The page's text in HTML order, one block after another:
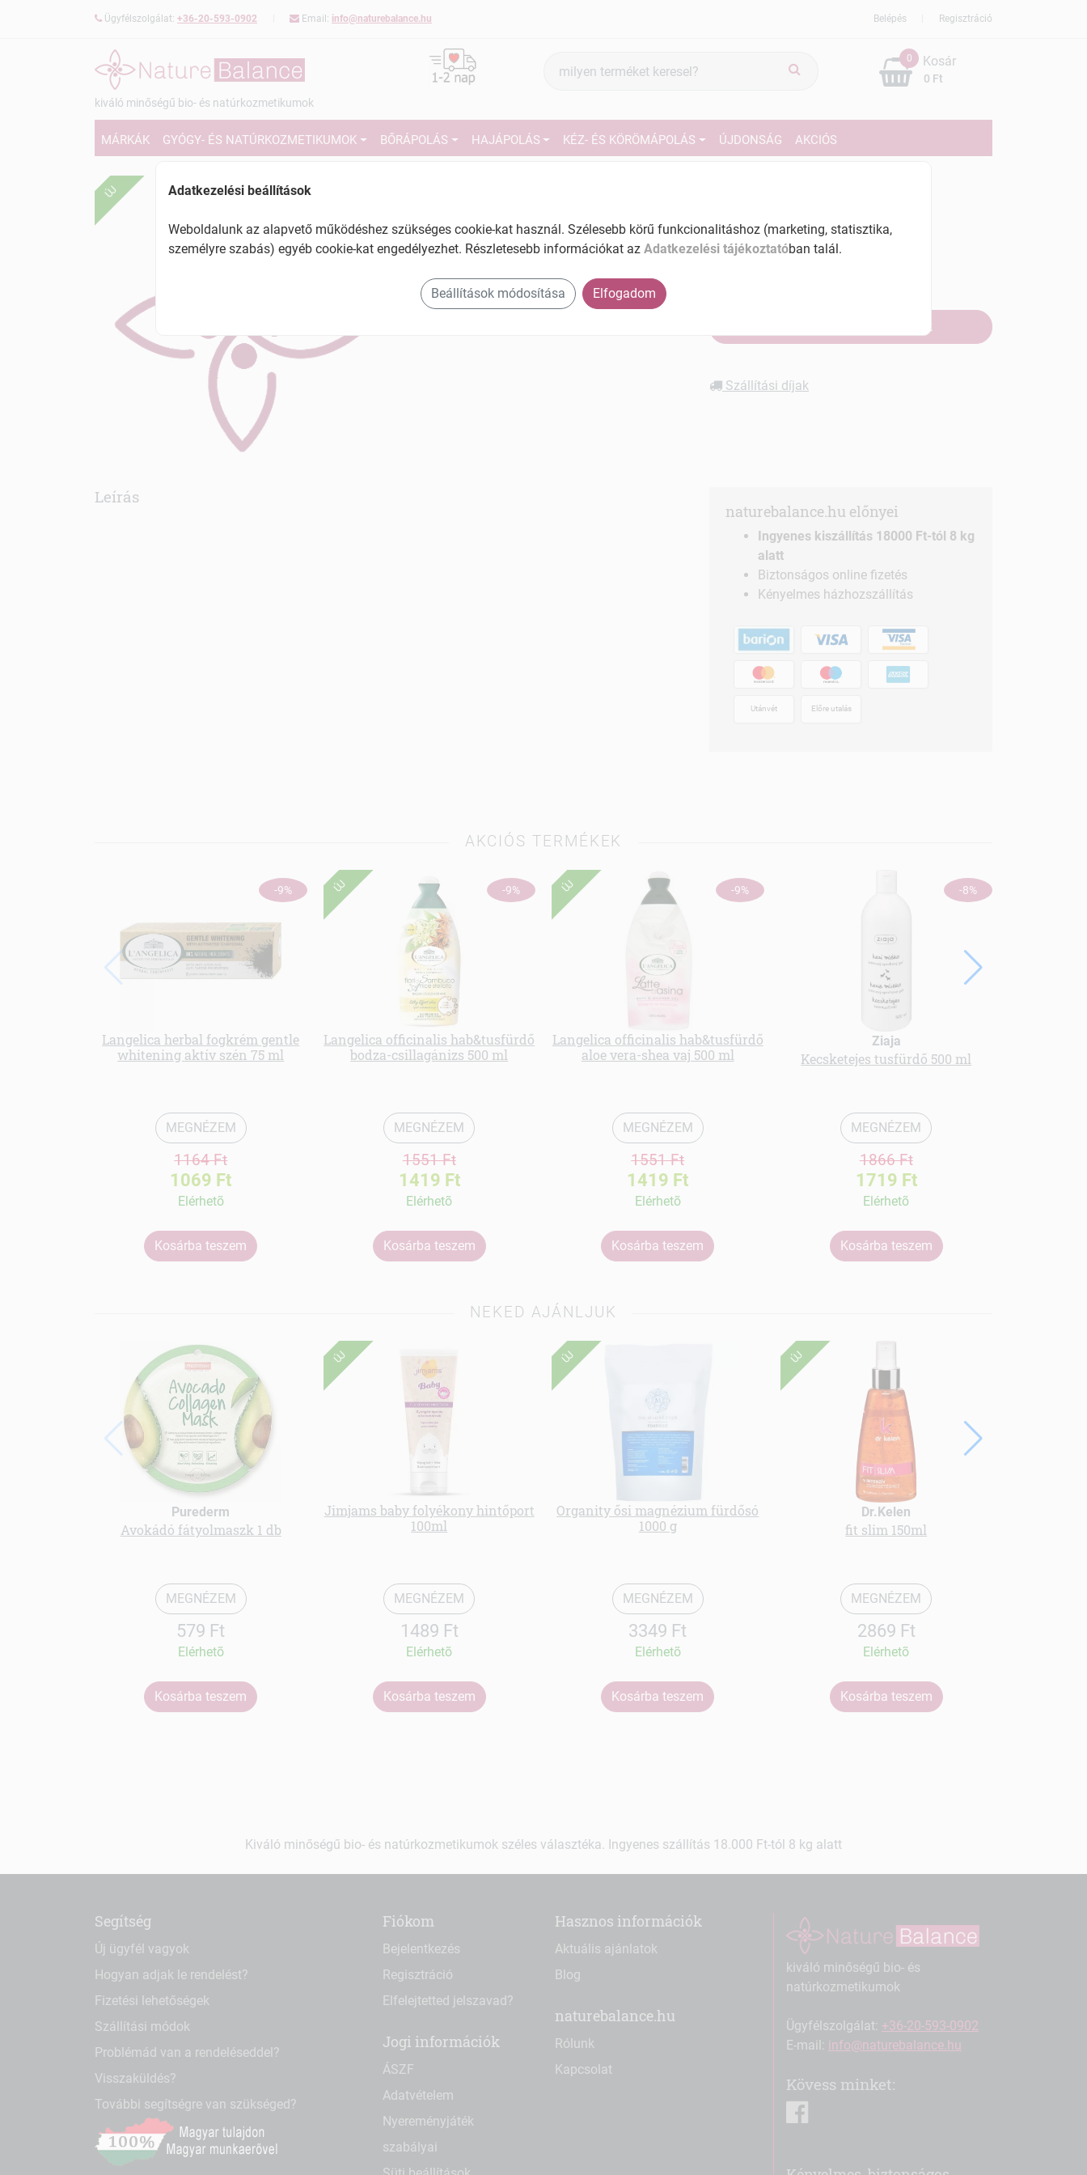
Ügyfélszolgálat: +36-20-593-0902 Email: info@naturebalance.hu Regisztráció
Belépés
kiváló minőségű bio- és natúrkozmetikumok
keresés
0
0 Ft
Kosár
MÁRKÁK GYÓGY- ÉS NATÚRKOZMETIKUMOK BŐRÁPOLÁS HAJÁPOLÁS KÉZ- ÉS KÖRÖMÁPOLÁS ÚJDONSÁG AKCIÓS
ÚJ
Tartalom: 250 ml
EAN: 4743318144252
27% ÁFÁ-val , [6916 Ft/l]
Szállítási díjak
Leírás
naturebalance.hu előnyei
Ingyenes kiszállítás 18000 Ft-tól 8 kg
alatt
Biztonságos online fizetés
Kényelmes házhozszállítás
Utánvét Előre utalás
AKCIÓS TERMÉKEK
-9%
Langelica herbal fogkrém gentle
whitening aktív szén 75 ml
MEGNÉZEM
1164 Ft
1069 Ft
Elérhetõ
Kosárba teszem
-9%
ÚJ
Langelica officinalis hab&tusfürdő
bodza-csillagánizs 500 ml
MEGNÉZEM
1551 Ft
1419 Ft
Elérhetõ
Kosárba teszem
-9%
ÚJ
Langelica officinalis hab&tusfürdő
aloe vera-shea vaj 500 ml
MEGNÉZEM
1551 Ft
1419 Ft
Elérhetõ
Kosárba teszem
-8%
Ziaja
Kecsketejes tusfürdő 500 ml
MEGNÉZEM
1866 Ft
1719 Ft
Elérhetõ
Kosárba teszem
NEKED AJÁNLJUK
Purederm
Avokádó fátyolmaszk 1 db
MEGNÉZEM
579 Ft
Elérhetõ
Kosárba teszem
ÚJ
Jimjams baby folyékony hintőport
100ml
MEGNÉZEM
1489 Ft
Elérhetõ
Kosárba teszem
ÚJ
Organity ősi magnézium fürdősó
1000 g
MEGNÉZEM
3349 Ft
Elérhetõ
Kosárba teszem
ÚJ
Dr.Kelen
fit slim 150ml
MEGNÉZEM
2869 Ft
Elérhetõ
Kosárba teszem
Kiváló minőségű bio- és natúrkozmetikumok széles választéka. Ingyenes szállítás 18.000 Ft-tól 8 kg alatt
Segítség
Új ügyfél vagyok
Hogyan adjak le rendelést?
Fizetési lehetőségek
Szállítási módok
Problémád van a rendeléseddel?
Visszaküldés?
További segítségre van szükséged?
Fiókom
Bejelentkezés
Regisztráció
Elfelejtetted jelszavad?
Jogi információk
ÁSZF
Adatvételem
Nyereményjáték
szabályai
Hasznos információk
Aktuális ajánlatok
Blog
naturebalance.hu
Rólunk
Kapcsolat
kiváló minőségű bio- és
natúrkozmetikumok
Ügyfélszolgálat: +36-20-593-0902
E-mail: info@naturebalance.hu
Kövess minket:
Adatkezelési beállítások
Weboldalunk az alapvető működéshez szükséges cookie-kat használ. Szélesebb körű funkcionalitáshoz (marketing, statisztika,
személyre szabás) egyéb cookie-kat engedélyezhet. Részletesebb információkat az Adatkezelési tájékoztatóban talál.
Beállítások módosítása Elfogadom